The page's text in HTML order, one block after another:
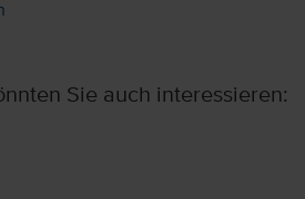
Sie auch interessieren: